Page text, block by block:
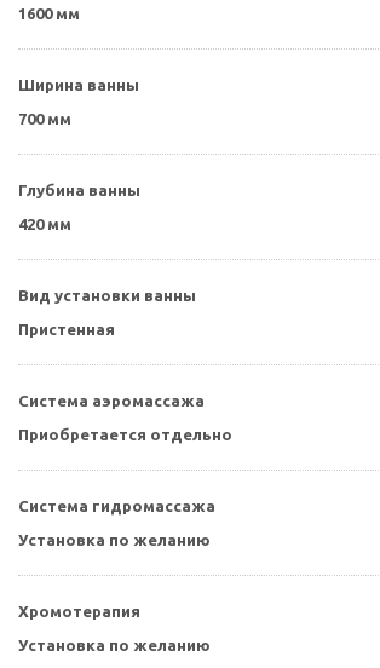
1600 мм
Ширина ванны
700 мм
Глубина ванны
420 мм
Вид установки ванны
Пристенная
Система аэромассажа
Приобретается отдельно
Система гидромассажа
Установка по желанию
Хромотерапия
Установка по желанию